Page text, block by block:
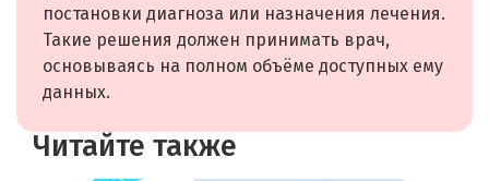
постановки диагноза или назначения лечения.
Такие решения должен принимать врач,
основываясь на полном объёме доступных ему
данных.
Читайте также